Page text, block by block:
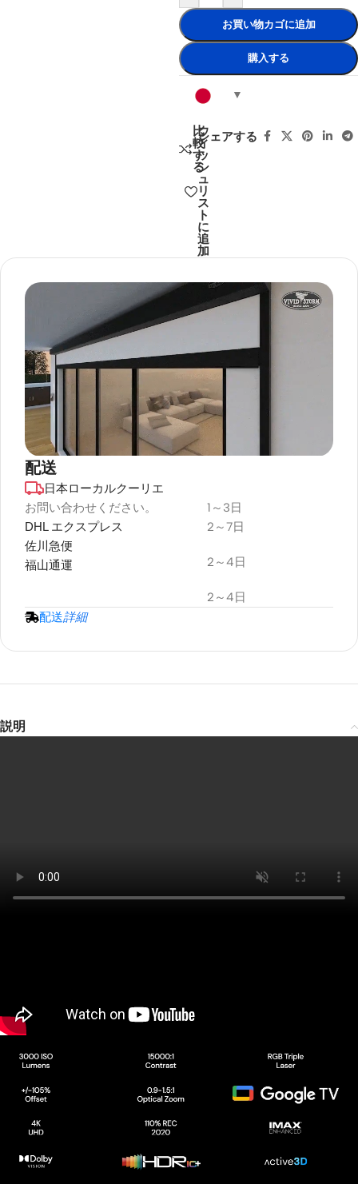
お買い物カゴに追加
購入する
比
較
す
る
ウ
ィ
ッ
シ
ュ
リ
ス
ト
に
追
加
シェアする
デュラプラス
耐候性
プロジェクタースクリーン
配送
日本ローカルクーリエ
お問い合わせください。 1～3日
DHL エクスプレス
佐川急便
福山通運
2～7日
2～4日
2～4日
配送詳細
説明